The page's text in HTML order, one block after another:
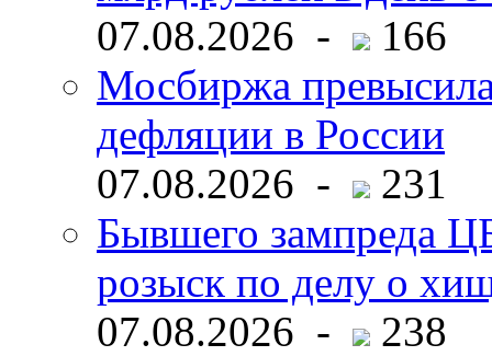
07.08.2026 -
166
Мосбиржа
дефляции в России
07.08.2026 -
231
Бывшего зампреда
розыск по делу о
07.08.2026 -
238